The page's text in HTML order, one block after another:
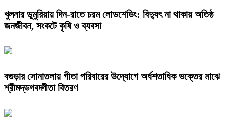
খুলনার ডুমুরিয়ায় দিন-রাতে চরম লোডশেডিং: বিদ্যুৎ না থাকায় অতিষ্ঠ
জনজীবন, সংকটে কৃষি ও ব্যবসা
বগুড়ার সোনাতলায় গীতা পরিবারের উদ্যোগে অর্ধশতাধিক ভক্তের মাঝে
শ্রীমদ্ভগবদ্গীতা বিতরণ